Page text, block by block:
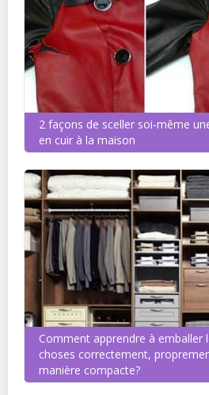
2 façons de sceller soi-même
en cuir à la maison
Comment apprendre à emballer
choses correctement,
manière compacte?